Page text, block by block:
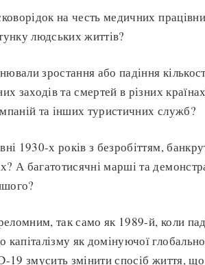
на честь медичних
людських життів?
зростання або падіння
заходів та смертей в різних
та інших туристичних служб?
1930-х років з безробіттям,
А багатотисячні марші та
так само як 1989-й, коли
як домінуючої
19 змусить змінити спосіб життя, що